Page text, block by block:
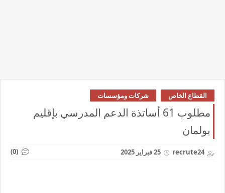
القطاع الخاص شركات ومؤسسات
مطلوب 61 أساتذة الدعم المدرسي بإقليم
بولمان
recrute24 25 فبراير 2025 (0)